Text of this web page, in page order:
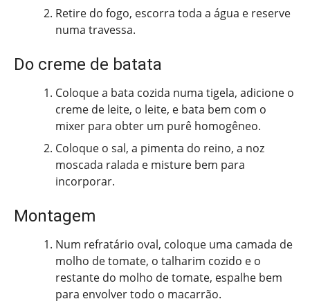
Retire do fogo, escorra toda a água e reserve
numa travessa.
Do creme de batata
Coloque a bata cozida numa tigela, adicione o
creme de leite, o leite, e bata bem com o
mixer para obter um purê homogêneo.
Coloque o sal, a pimenta do reino, a noz
moscada ralada e misture bem para
incorporar.
Montagem
Num refratário oval, coloque uma camada de
molho de tomate, o talharim cozido e o
restante do molho de tomate, espalhe bem
para envolver todo o macarrão.